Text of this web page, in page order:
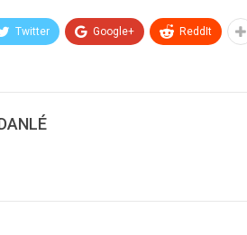
Twitter Google+ ReddIt